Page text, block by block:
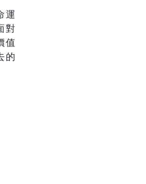
運
對
值
的